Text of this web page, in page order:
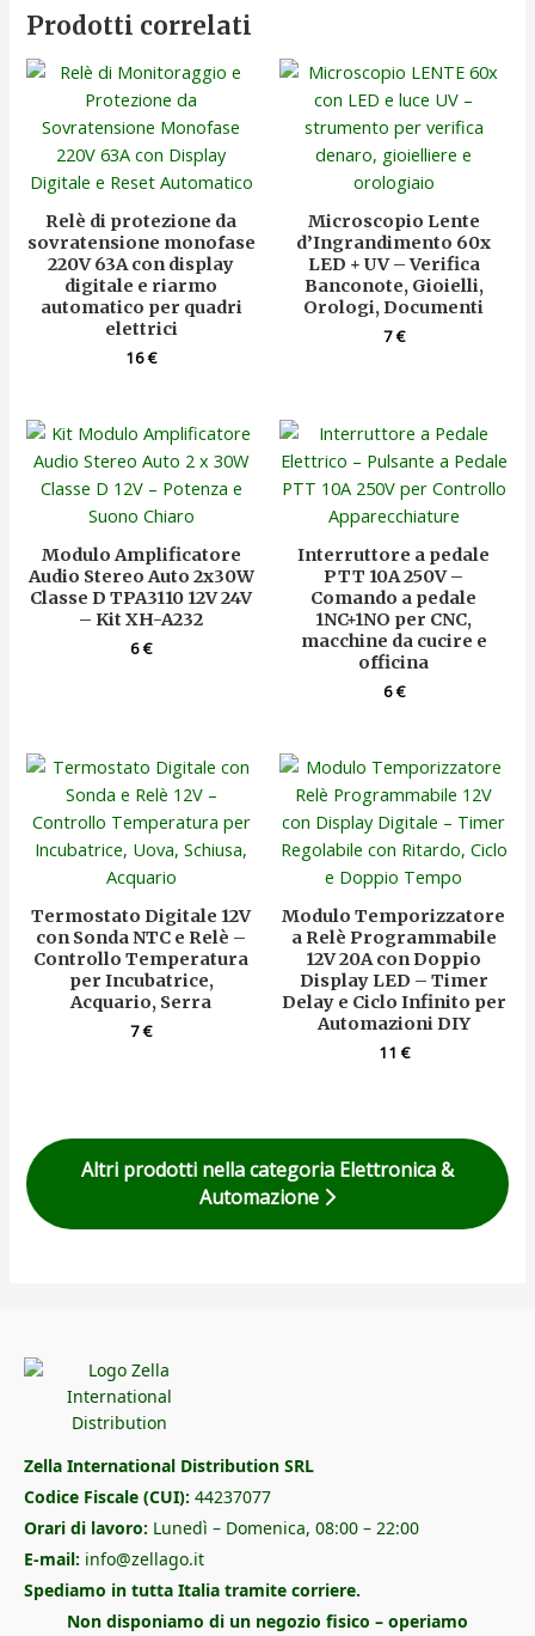
Prodotti correlati
Relè di protezione da
sovratensione monofase
220V 63A con display
digitale e riarmo
automatico per quadri
elettrici
16€
Microscopio Lente
d’Ingrandimento 60x
LED + UV – Verifica
Banconote, Gioielli,
Orologi, Documenti
7€
Modulo Amplificatore
Audio Stereo Auto 2x30W
Classe D TPA3110 12V 24V
– Kit XH-A232
6€
Interruttore a pedale
PTT 10A 250V –
Comando a pedale
1NC+1NO per CNC,
macchine da cucire e
officina
6€
Termostato Digitale 12V
con Sonda NTC e Relè –
Controllo Temperatura
per Incubatrice,
Acquario, Serra
7€
Modulo Temporizzatore
a Relè Programmabile
12V 20A con Doppio
Display LED – Timer
Delay e Ciclo Infinito per
Automazioni DIY
11€
Altri prodotti nella categoria Elettronica &
Automazione
Zella International Distribution SRL
Codice Fiscale (CUI): 44237077
Orari di lavoro: Lunedì – Domenica, 08:00 – 22:00
E-mail: info@zellago.it
Spediamo in tutta Italia tramite corriere.
Non disponiamo di un negozio fisico – operiamo